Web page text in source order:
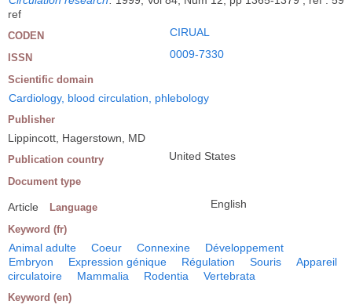
ref
CODEN CIRUAL
ISSN 0009-7330
Scientific domain
Cardiology, blood circulation, phlebology
Publisher
Lippincott, Hagerstown, MD
Publication country United States
Document type
Article Language English
Keyword (fr)
Animal adulte Coeur Connexine
Développement
Embryon
Expression génique Régulation Souris
Appareil
circulatoire
Mammalia Rodentia Vertebrata
Keyword (en)